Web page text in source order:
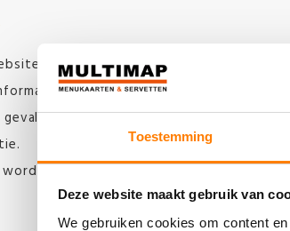
Toestemming
Deze website maakt gebruik van
We gebruiken cookies om content
www.multimap.nl is met de
op deze website verouderd is of
aansprakelijk voor enige schade
niet beoogd de aansprakelijkheid